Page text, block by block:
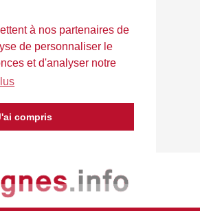
à nos partenaires de
de personnaliser le
et d'analyser notre
compris